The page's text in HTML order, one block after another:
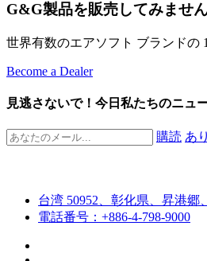
G&G製品を販売してみませ
世界有数のエアソフト ブランドの
Become a Dealer
見逃さないで！今日私たちのニュ
購読 あ
台湾 50952、彰化県、昇港郷
電話番号：+886-4-798-9000